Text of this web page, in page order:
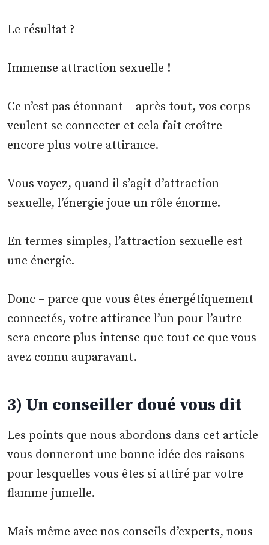
Le résultat ?
Immense attraction sexuelle !
Ce n’est pas étonnant – après tout, vos corps
veulent se connecter et cela fait croître
encore plus votre attirance.
Vous voyez, quand il s’agit d’attraction
sexuelle, l’énergie joue un rôle énorme.
En termes simples, l’attraction sexuelle est
une énergie.
Donc – parce que vous êtes énergétiquement
connectés, votre attirance l’un pour l’autre
sera encore plus intense que tout ce que vous
avez connu auparavant.
3) Un conseiller doué vous dit
Les points que nous abordons dans cet article
vous donneront une bonne idée des raisons
pour lesquelles vous êtes si attiré par votre
flamme jumelle.
Mais même avec nos conseils d’experts, nous